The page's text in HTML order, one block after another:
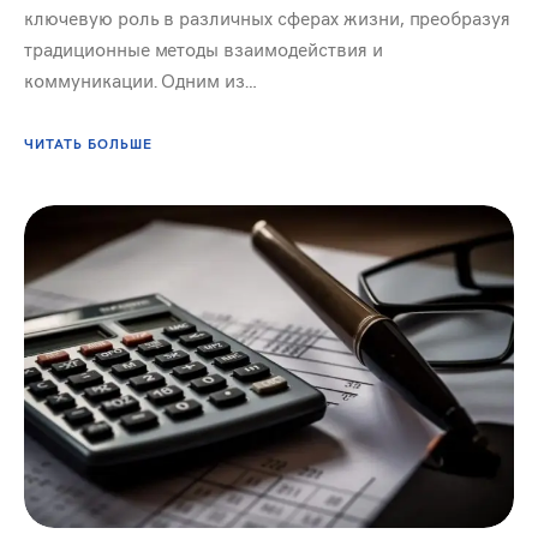
ключевую роль в различных сферах жизни, преобразуя
традиционные методы взаимодействия и
коммуникации. Одним из…
ЧИТАТЬ БОЛЬШЕ